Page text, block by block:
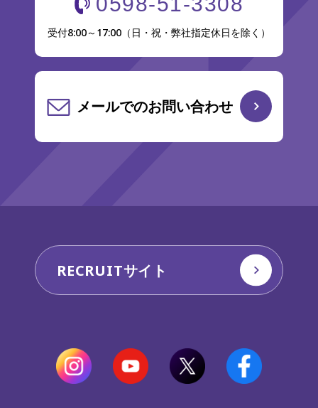
受付8:00～17:00（日・祝・弊社指定休日を除く）
メールでのお問い合わせ
RECRUITサイト